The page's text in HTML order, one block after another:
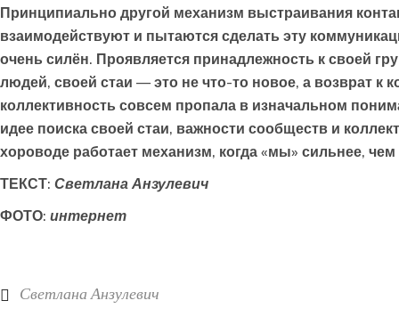
Принципиально другой механизм выстраивания
взаимодействуют и пытаются сделать эту
очень силён. Проявляется принадлежность к своей
людей, своей стаи — это не что-то новое, а возврат
коллективность совсем пропала в изначальном
идее поиска своей стаи, важности сообществ и
хороводе работает механизм, когда «мы» сильнее,
ТЕКСТ: Светлана Анзулевич
ФОТО: интернет
Светлана Анзулевич